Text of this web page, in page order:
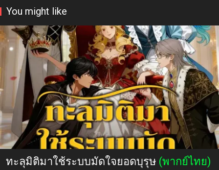
You might like
ทะลุมิติมาใช้ระบบมัดใจยอดบุรุษ (พากย์ไทย)